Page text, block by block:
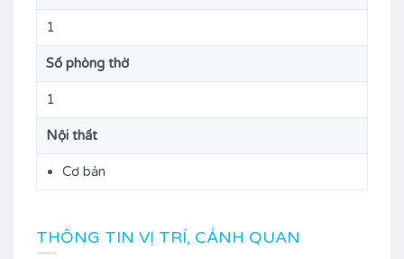
1
Số phòng thờ
1
Nội thất
Cơ bản
THÔNG TIN VỊ TRÍ, CẢNH QUAN